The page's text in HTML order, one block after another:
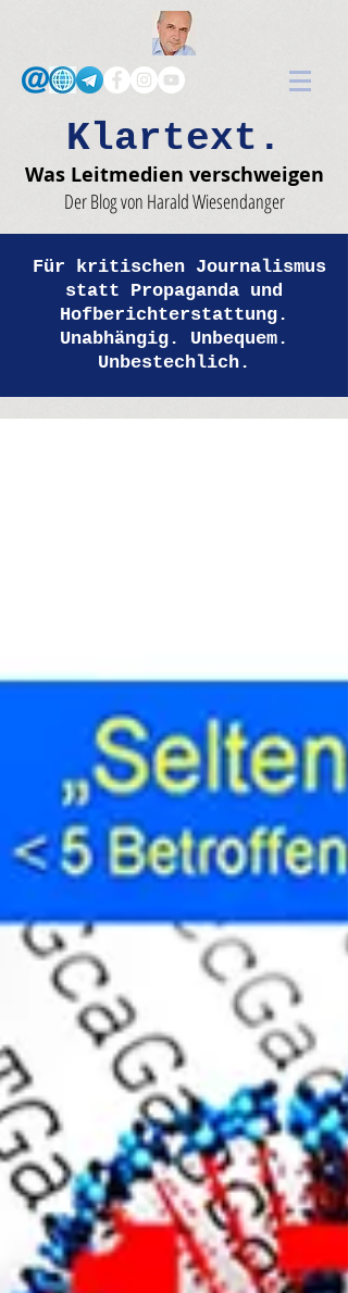
Klartext.
Was Leitmedien verschweigen
Der Blog von Harald Wiesendanger
Für kritischen Journalismus
statt Propaganda und
Hofberichterstattung.
Unabhängig. Unbequem.
Unbestechlich.